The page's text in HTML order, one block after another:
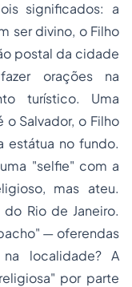
significados: a
ser divino, o Filho
postal da cidade
orações na
turístico. Uma
Salvador, o Filho
estátua no fundo.
"selfie" com a
mas ateu.
Rio de Janeiro.
— oferendas
localidade? A
por parte